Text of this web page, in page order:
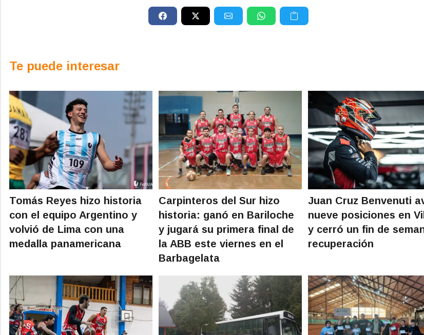
Te puede interesar
Tomás Reyes hizo historia
con el equipo Argentino y
volvió de Lima con una
medalla panamericana
Carpinteros del Sur hizo
historia: ganó en Bariloche
y jugará su primera final de
la ABB este viernes en el
Barbagelata
Juan Cruz Benvenuti
nueve posiciones en
y cerró un fin de
recuperación